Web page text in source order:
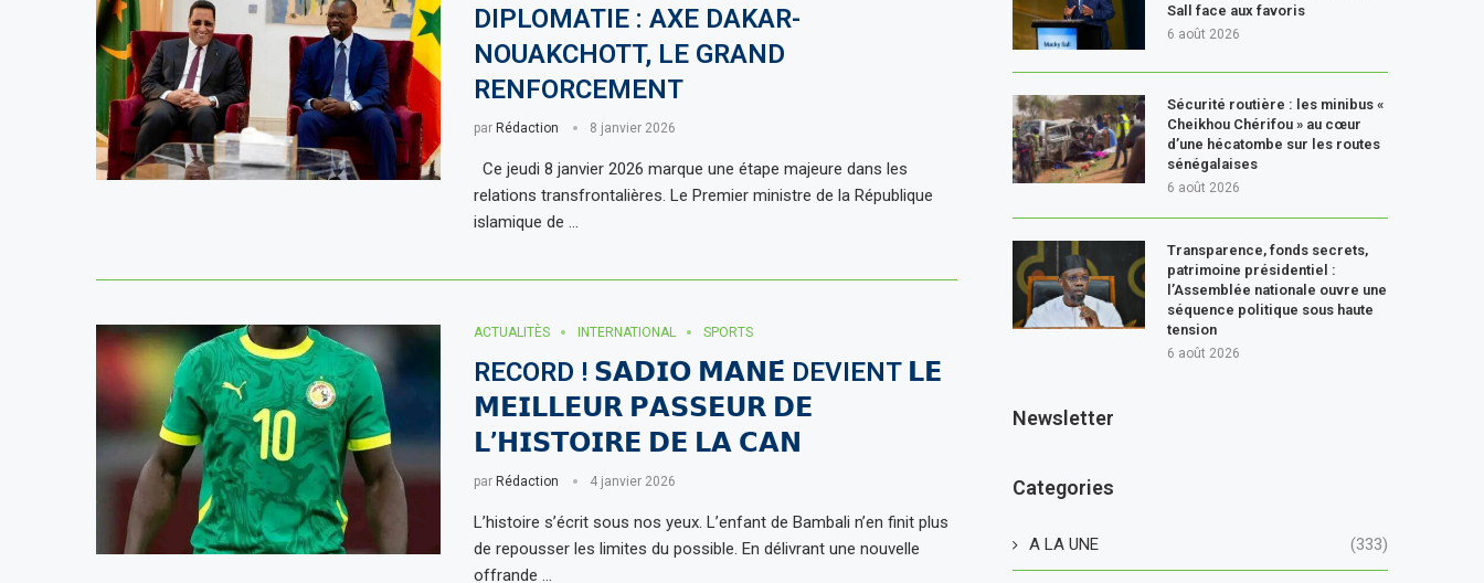
DIPLOMATIE : AXE DAKAR-
NOUAKCHOTT, LE GRAND
RENFORCEMENT
par Rédaction 8 janvier 2026
Ce jeudi 8 janvier 2026 marque une étape majeure dans les
relations transfrontalières. Le Premier ministre de la République
islamique de …
ACTUALITÈS INTERNATIONAL SPORTS
RECORD ! 𝗦𝗔𝗗𝗜𝗢 𝗠𝗔𝗡𝗘́ DEVIENT 𝗟𝗘
𝗠𝗘𝗜𝗟𝗟𝗘𝗨𝗥 𝗣𝗔𝗦𝗦𝗘𝗨𝗥 𝗗𝗘
𝗟’𝗛𝗜𝗦𝗧𝗢𝗜𝗥𝗘 𝗗𝗘 𝗟𝗔 𝗖𝗔𝗡
par Rédaction 4 janvier 2026
L’histoire s’écrit sous nos yeux. L’enfant de Bambali n’en finit plus
de repousser les limites du possible. En délivrant une nouvelle
offrande …
Sall face aux favoris
6 août 2026
Sécurité routière : les minibus «
Cheikhou Chérifou » au cœur
d’une hécatombe sur les routes
sénégalaises
6 août 2026
Transparence, fonds secrets,
patrimoine présidentiel :
l’Assemblée nationale ouvre une
séquence politique sous haute
tension
6 août 2026
Newsletter
Categories
A LA UNE (333)